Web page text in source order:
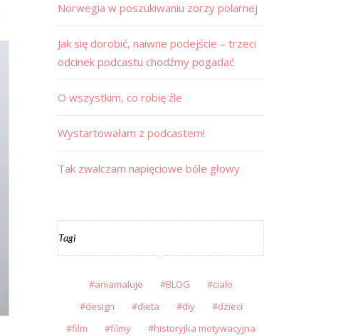
Norwegia w poszukiwaniu zorzy polarnej
Jak się dorobić, naiwne podejście – trzeci
odcinek podcastu chodźmy pogadać
O wszystkim, co robię źle
Wystartowałam z podcastem!
Tak zwalczam napięciowe bóle głowy
Tagi
aniamaluje BLOG
ciało
design
dieta diy
dzieci
film
filmy
historyjka motywacyjna